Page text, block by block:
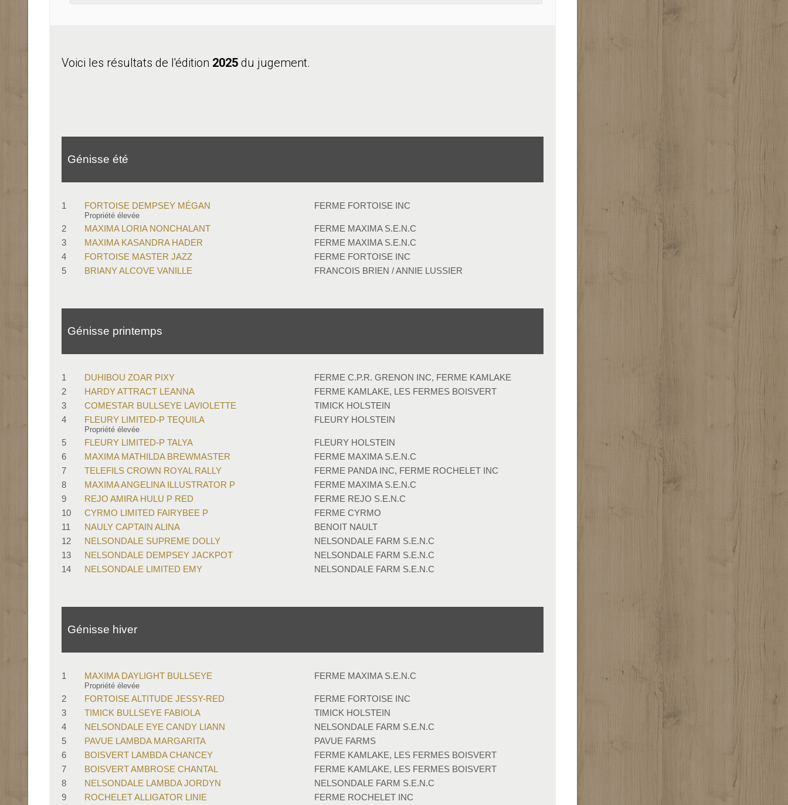
Voici les résultats de l'édition 2025 du jugement.
Génisse été
1 FORTOISE DEMPSEY MÉGAN
Propriété élevée
FERME FORTOISE INC
2 MAXIMA LORIA NONCHALANT
FERME MAXIMA S.E.N.C
3
MAXIMA KASANDRA HADER
FERME MAXIMA S.E.N.C
4
FORTOISE MASTER JAZZ
FERME FORTOISE INC
5
BRIANY ALCOVE VANILLE FRANCOIS BRIEN / ANNIE LUSSIER
Génisse printemps
1 DUHIBOU ZOAR PIXY
FERME C.P.R. GRENON INC, FERME KAMLAKE
2
HARDY ATTRACT LEANNA
FERME KAMLAKE, LES FERMES BOISVERT
3
COMESTAR BULLSEYE LAVIOLETTE
TIMICK HOLSTEIN
4
FLEURY LIMITED-P TEQUILA
Propriété élevée
FLEURY HOLSTEIN
5 FLEURY LIMITED-P TALYA
FLEURY HOLSTEIN
6
MAXIMA MATHILDA BREWMASTER
FERME MAXIMA S.E.N.C
7
TELEFILS CROWN ROYAL RALLY
FERME PANDA INC, FERME ROCHELET INC
8
MAXIMA ANGELINA ILLUSTRATOR P
FERME MAXIMA S.E.N.C
9
REJO AMIRA HULU P RED
FERME REJO S.E.N.C
10
CYRMO LIMITED FAIRYBEE P
FERME CYRMO
11
NAULY CAPTAIN ALINA
BENOIT NAULT
12
NELSONDALE SUPREME DOLLY
NELSONDALE FARM S.E.N.C
13
NELSONDALE DEMPSEY JACKPOT
NELSONDALE FARM S.E.N.C
14
NELSONDALE LIMITED EMY NELSONDALE FARM S.E.N.C
Génisse hiver
1 MAXIMA DAYLIGHT BULLSEYE
Propriété élevée
FERME MAXIMA S.E.N.C
2 FORTOISE ALTITUDE JESSY-RED
FERME FORTOISE INC
3
TIMICK BULLSEYE FABIOLA
TIMICK HOLSTEIN
4
NELSONDALE EYE CANDY LIANN
NELSONDALE FARM S.E.N.C
5
PAVUE LAMBDA MARGARITA
PAVUE FARMS
6
BOISVERT LAMBDA CHANCEY
FERME KAMLAKE, LES FERMES BOISVERT
7
BOISVERT AMBROSE CHANTAL
FERME KAMLAKE, LES FERMES BOISVERT
8
NELSONDALE LAMBDA JORDYN
NELSONDALE FARM S.E.N.C
9
ROCHELET ALLIGATOR LINIE FERME ROCHELET INC